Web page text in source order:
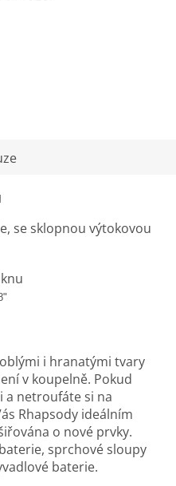
se sklopnou výtokovou
i hranatými tvary
v koupelně. Pokud
a netroufáte si na
Rhapsody ideálním
o nové prvky.
sprchové sloupy
baterie.